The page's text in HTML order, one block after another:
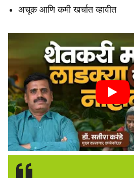
अचूक आणि कमी खर्चात व्हावीत